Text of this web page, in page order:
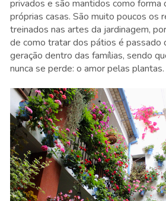
privados e são mantidos como forma
próprias casas. São muito poucos os
treinados nas artes da jardinagem,
de como tratar dos pátios é passado
geração dentro das famílias, sendo
nunca se perde: o amor pelas plantas.